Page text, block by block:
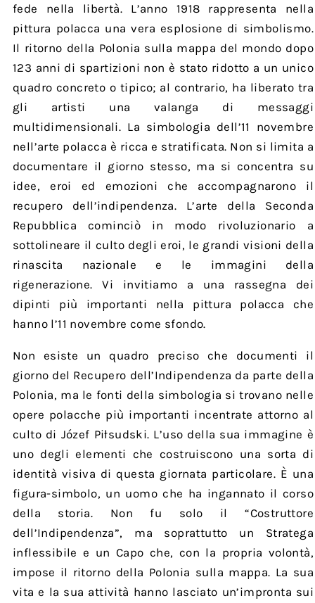
fede nella libertà. L’anno 1918 rappresenta nella
pittura polacca una vera esplosione di simbolismo.
Il ritorno della Polonia sulla mappa del mondo dopo
123 anni di spartizioni non è stato ridotto a un unico
quadro concreto o tipico; al contrario, ha liberato tra
gli artisti una valanga di messaggi
multidimensionali. La simbologia dell’11 novembre
nell’arte polacca è ricca e stratificata. Non si limita a
documentare il giorno stesso, ma si concentra su
idee, eroi ed emozioni che accompagnarono il
recupero dell’indipendenza. L’arte della Seconda
Repubblica cominciò in modo rivoluzionario a
sottolineare il culto degli eroi, le grandi visioni della
rinascita nazionale e le immagini della
rigenerazione. Vi invitiamo a una rassegna dei
dipinti più importanti nella pittura polacca che
hanno l’11 novembre come sfondo.
Non esiste un quadro preciso che documenti il
giorno del Recupero dell’Indipendenza da parte della
Polonia, ma le fonti della simbologia si trovano nelle
opere polacche più importanti incentrate attorno al
culto di Józef Piłsudski. L’uso della sua immagine è
uno degli elementi che costruiscono una sorta di
identità visiva di questa giornata particolare. È una
figura-simbolo, un uomo che ha ingannato il corso
della storia. Non fu solo il “Costruttore
dell’Indipendenza”, ma soprattutto un Stratega
inflessibile e un Capo che, con la propria volontà,
impose il ritorno della Polonia sulla mappa. La sua
vita e la sua attività hanno lasciato un’impronta sui